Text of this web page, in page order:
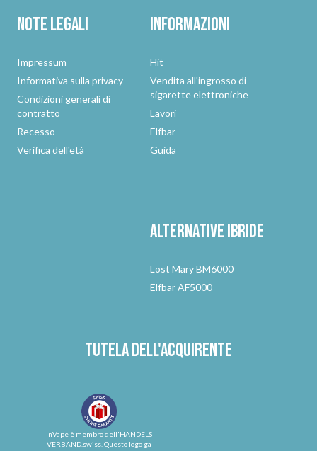
Note legali
Impressum
Informativa sulla privacy
Condizioni generali di
contratto
Recesso
Verifica dell'età
Informazioni
Hit
Vendita all'ingrosso di
sigarette elettroniche
Lavori
Elfbar
Guida
Alternativeibride
Lost Mary BM6000
Elfbar AF5000
Tutela dell'acquirente
InVape è membro dell'HANDELS
VERBAND.swiss. Questo logo ga